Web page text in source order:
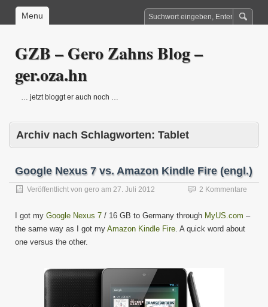
Menu
GZB – Gero Zahns Blog –
ger.oza.hn
… jetzt bloggt er auch noch …
Archiv nach Schlagworten: Tablet
Google Nexus 7 vs. Amazon Kindle Fire (engl.)
Veröffentlicht von gero am 27. Juli 2012 2 Kommentare
I got my Google Nexus 7 / 16 GB to Germany through MyUS.com –
the same way as I got my Amazon Kindle Fire. A quick word about
one versus the other.